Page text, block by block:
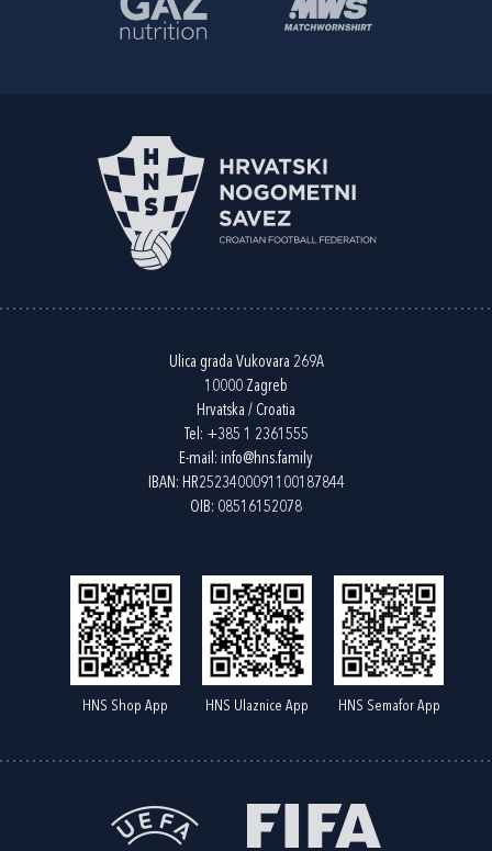
Ulica grada Vukovara 269A
10000 Zagreb
Hrvatska / Croatia
Tel: +385 1 2361555
E-mail: info@hns.family
IBAN: HR2523400091100187844
OIB: 08516152078
HNS Shop App HNS Ulaznice App HNS Semafor App